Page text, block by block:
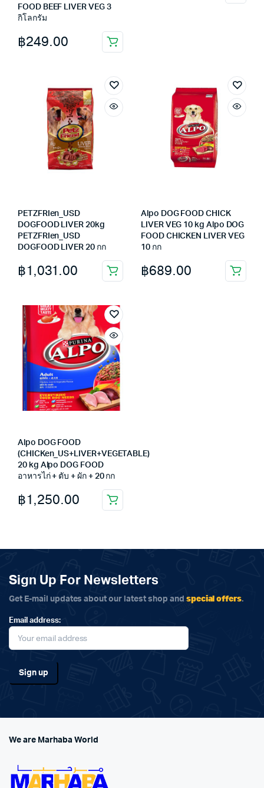
FOOD BEEF LIVER VEG 3
กิโลกรัม
฿249.00
PETZFRIen_USD
DOGFOOD LIVER 20kg
PETZFRIen_USD
DOGFOOD LIVER 20 กก
฿1,031.00
Alpo DOG FOOD CHICK
LIVER VEG 10 kg Alpo DOG
FOOD CHICKEN LIVER VEG
10 กก
฿689.00
Alpo DOG FOOD
(CHICKen_US+LIVER+VEGETABLE)
20 kg Alpo DOG FOOD
อาหารไก่ + ตับ + ผัก + 20 กก
฿1,250.00
Sign Up For Newsletters
Get E-mail updates about our latest shop and special offers.
Email address:
We are Marhaba World